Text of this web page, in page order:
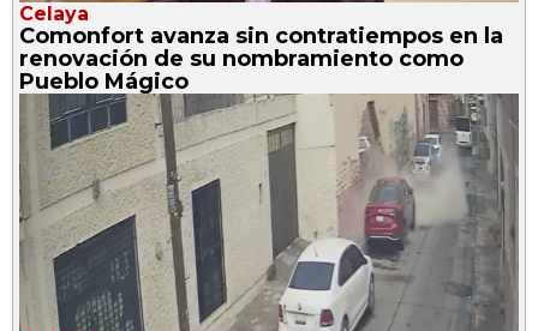
Celaya
Comonfort avanza sin contratiempos en la
renovación de su nombramiento como
Pueblo Mágico